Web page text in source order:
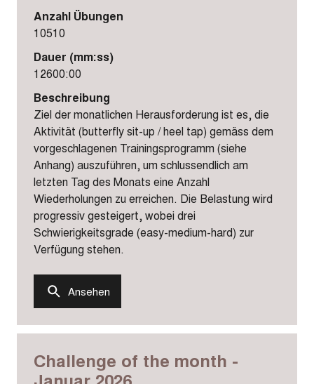
Anzahl Übungen
10510
Dauer (mm:ss)
12600:00
Beschreibung
Ziel der monatlichen Herausforderung ist es, die
Aktivität (butterfly sit-up / heel tap) gemäss dem
vorgeschlagenen Trainingsprogramm (siehe
Anhang) auszuführen, um schlussendlich am
letzten Tag des Monats eine Anzahl
Wiederholungen zu erreichen. Die Belastung wird
progressiv gesteigert, wobei drei
Schwierigkeitsgrade (easy-medium-hard) zur
Verfügung stehen.
Ansehen
Challenge of the month -